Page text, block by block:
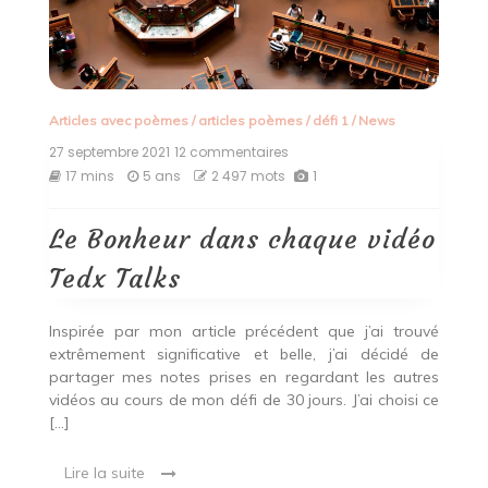
Articles avec poèmes/ articles poèmes/ défi 1/ News
27 septembre 2021 12 commentaires
Le
chaque
vidéo
17 mins 5 ans 2 497 mots 1
Le Bonheur dans chaque vidéo
Tedx Talks
Inspirée par mon article précédent que j’ai trouvé
extrêmement significative et belle, j’ai décidé de
partager mes notes prises en regardant les autres
vidéos au cours de mon défi de 30 jours. J’ai choisi ce
[…]
Lire la suite